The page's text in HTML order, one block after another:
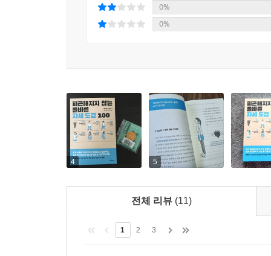
‘걷기’ 하나만 봐도 오르막길, 내리막길, 계단. 타
04_피곤해지지 않는 생활 습관과 멘탈 관리
현대인은 ‘육체 피로’에 더해 ‘뇌 피로’와 ‘정신
방법도 담았습니다. 쉽게 피곤해지지 않기 위해
‘질 좋은 식사’ 역시 중요한 항목. 정크 푸드나
스트레칭의 오류를 개선하고 효과를 기대할 수
무엇일까요? 멘탈 관리의 차이가 아닐까요? 최
0%
0%
4 5
전체 리뷰 (11)
1 2 3